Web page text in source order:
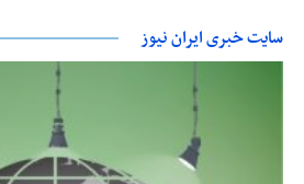
سایت خبری ایران نیوز